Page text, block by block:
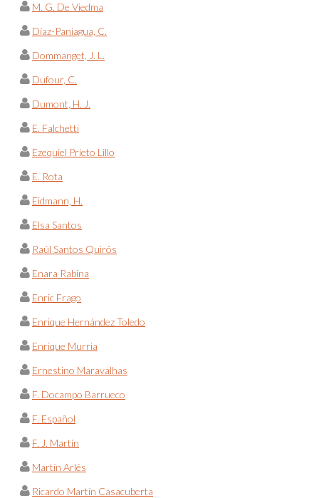
M. G. De Viedma
Díaz-Paniagua, C.
Dommanget, J. L.
Dufour, C.
Dumont, H. J.
E. Falchetti
Ezequiel Prieto Lillo
E. Rota
Eidmann, H.
Elsa Santos
Raúl Santos Quirós
Enara Rabina
Enric Frago
Enrique Hernández Toledo
Enrique Murria
Ernestino Maravalhas
F. Docampo Barrueco
F. Español
F. J. Martín
Martín Arlés
Ricardo Martín Casacuberta